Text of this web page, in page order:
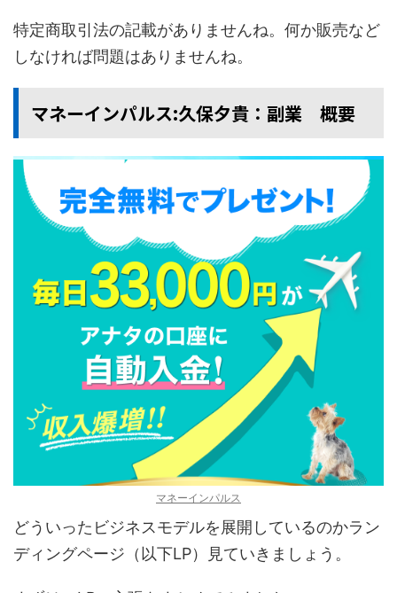
特定商取引法の記載がありませんね。何か販売など
しなければ問題はありませんね。
マネーインパルス:久保夕貴：副業 概要
マネーインパルス
どういったビジネスモデルを展開しているのかラン
ディングページ（以下LP）見ていきましょう。